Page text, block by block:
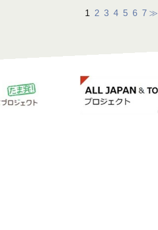
1 2 3 4 5 6 7 ≫